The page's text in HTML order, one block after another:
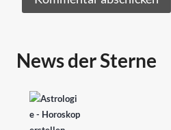
News der Sterne